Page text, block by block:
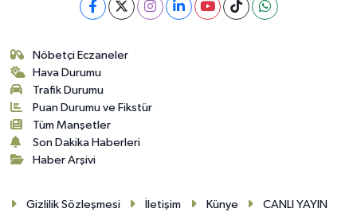
Nöbetçi Eczaneler
Hava Durumu
Trafik Durumu
Puan Durumu ve Fikstür
Tüm Manşetler
Son Dakika Haberleri
Haber Arşivi
Gizlilik Sözleşmesi İletişim Künye CANLI YAYIN